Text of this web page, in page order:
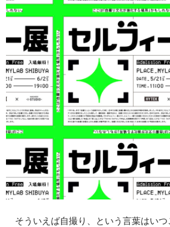
そういえば自撮り、という言葉はいつ